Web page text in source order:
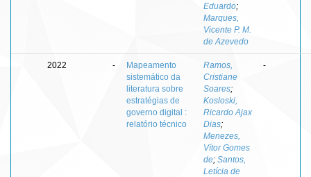
Eduardo;
Marques,
Vicente P. M.
de Azevedo
2022 -
Mapeamento
sistemático da
literatura sobre
estratégias de
governo digital :
relatório técnico
Ramos,
Cristiane
Soares;
Kosloski,
Ricardo Ajax
Dias;
Menezes,
Vítor Gomes
de; Santos,
Letícia de
-